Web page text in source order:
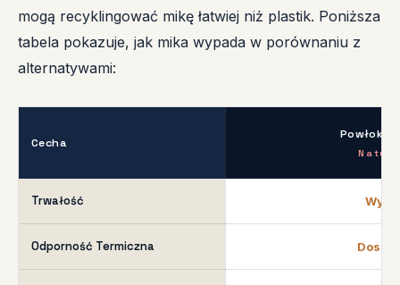
mogą recyklingować mikę łatwiej niż plastik. Poniższa
tabela pokazuje, jak mika wypada w porównaniu z
alternatywami:
Cecha
Powłoka
Trwałość
Odporność Termiczna